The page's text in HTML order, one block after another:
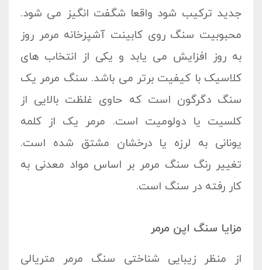
جدید ترکیب شود واقعا شگفت انگیز می شود.
محبوبیت سنگ روی کابینت آشپزخانه مرمر روز
به روز افزایش می یابد و یکی از انتخاب های
کلاسیک با کیفیت برتر می باشد. سنگ مرمر یک
سنگ دگرگون است که حاوی غلظت بالایی از
کلسیت یا دولومیت است. مرمر یک از کلمه
یونانی به لرزه یا درخشان مشتق شده است.
تغییر رنگ سنگ مرمر بر اساس مواد معدنی به
کار رفته در سنگ است.
مزایا سنگ اپن مرمر
از منظر زیبایی شناختی سنگ مرمر متریالی